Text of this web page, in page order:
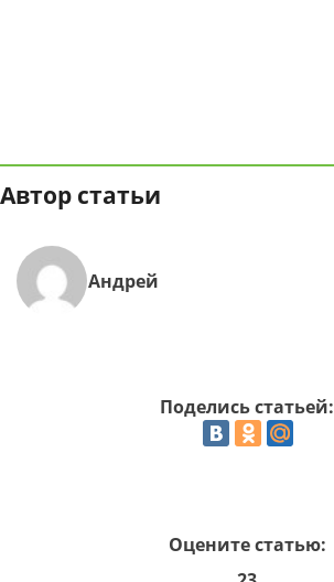
Автор статьи
Андрей
Поделись статьей:
Оцените статью: